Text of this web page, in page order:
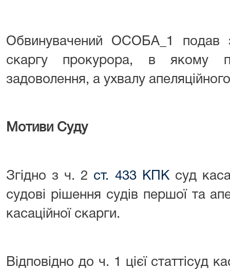
Обвинувачений ОСОБА_1 подав
скаргу прокурора, в якому
задоволення, а ухвалу
Мотиви Суду
Згідно з ч. 2 ст. 433 КПКсуд
судові рішення судів першої та
касаційної скарги.
Відповідно до ч. 1 цієї статтісуд